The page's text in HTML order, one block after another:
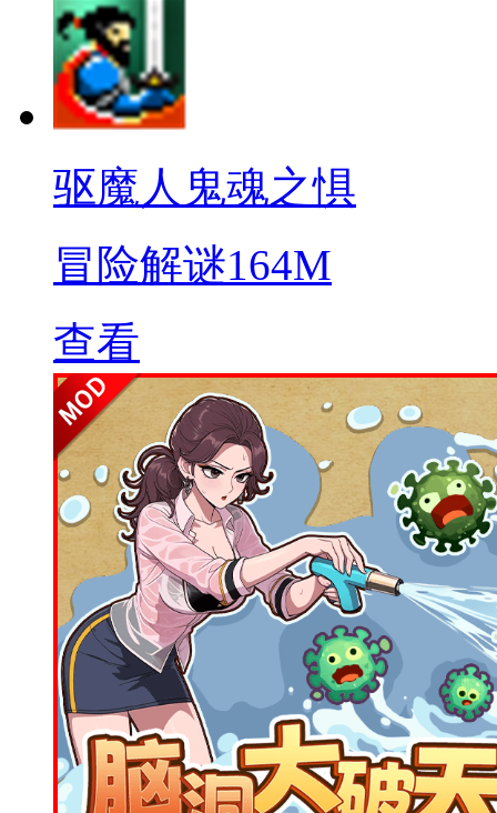
驱魔人鬼魂之惧
冒险解谜164M
查看